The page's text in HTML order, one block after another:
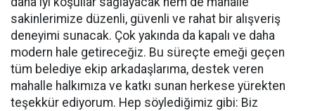
sakinlerimize düzenli, güvenli ve rahat bir alışveriş
deneyimi sunacak. Çok yakında da kapalı ve daha
modern hale getireceğiz. Bu süreçte emeği geçen
tüm belediye ekip arkadaşlarıma, destek veren
mahalle halkımıza ve katkı sunan herkese yürekten
teşekkür ediyorum. Hep söylediğimiz gibi: Biz